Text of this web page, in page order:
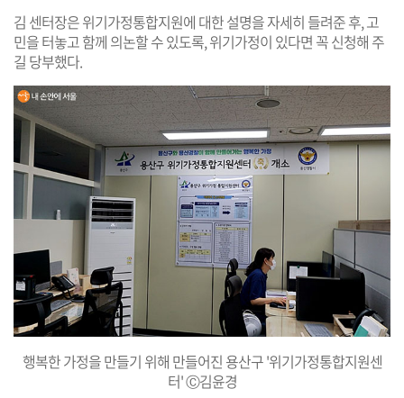
김 센터장은 위기가정통합지원에 대한 설명을 자세히 들려준 후, 고
민을 터놓고 함께 의논할 수 있도록, 위기가정이 있다면 꼭 신청해 주
길 당부했다.
행복한 가정을 만들기 위해 만들어진 용산구 '위기가정통합지원센
터' Ⓒ김윤경